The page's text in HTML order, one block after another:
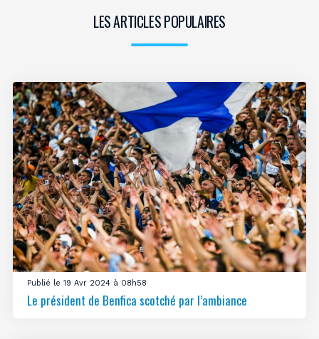
LES ARTICLES POPULAIRES
Publié le 19 Avr 2024 à 08h58
Le président de Benfica scotché par l’ambiance